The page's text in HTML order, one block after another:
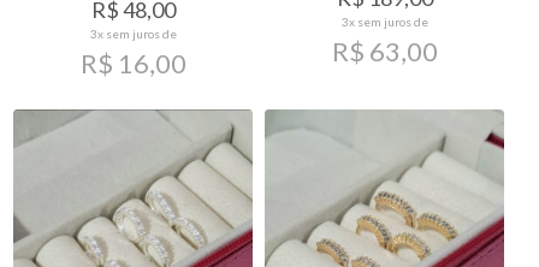
R$ 48,00
3xsem juros de
R$ 16,00
3xsem juros de
R$ 63,00